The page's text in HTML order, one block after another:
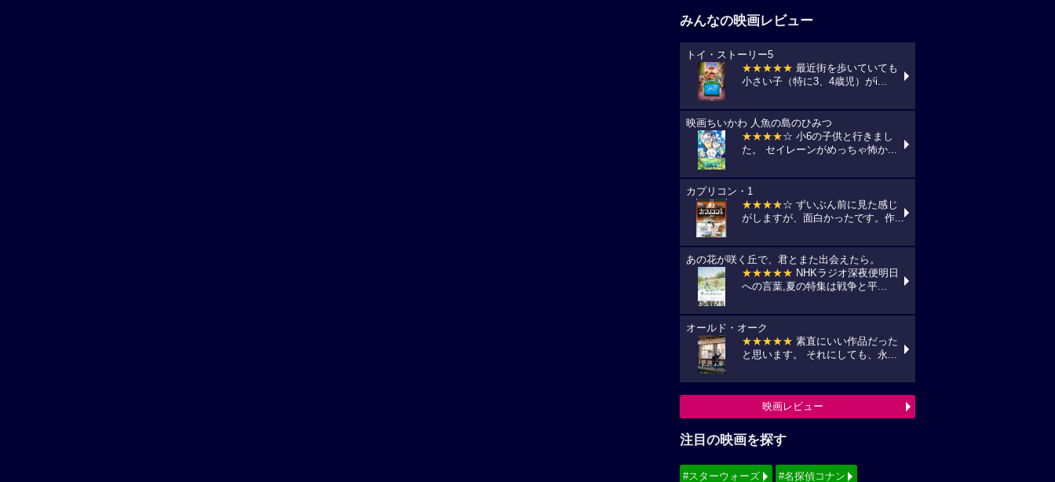
みんなの映画レビュー
トイ・ストーリー5
★★★★★ 最近街を歩いていても
小さい子（特に3、4歳児）がi...
映画ちいかわ 人魚の島のひみつ
★★★★☆ 小6の子供と行きまし
た。 セイレーンがめっちゃ怖か...
カプリコン・1
★★★★☆ ずいぶん前に見た感じ
がしますが、面白かったです。作...
あの花が咲く丘で、君とまた出会えたら。
★★★★★ NHKラジオ深夜便明日
への言葉,夏の特集は戦争と平...
オールド・オーク
★★★★★ 素直にいい作品だった
と思います。 それにしても、永...
映画レビュー
注目の映画を探す
#スターウォーズ #名探偵コナン